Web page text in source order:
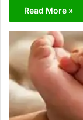
Read More »